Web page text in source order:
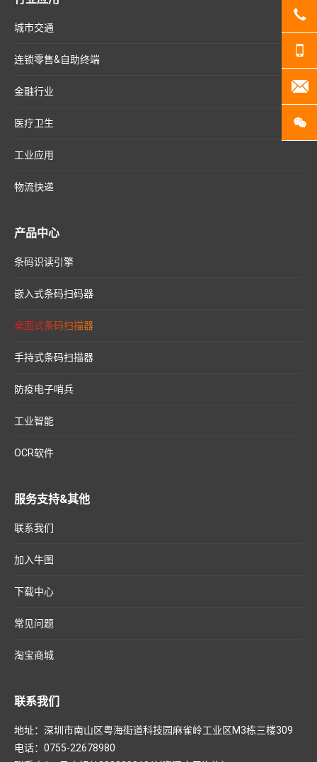
城市交通
连锁零售&自助终端
金融行业
医疗卫生
工业应用
物流快递
产品中心
条码识读引擎
嵌入式条码扫码器
桌面式条码扫描器
手持式条码扫描器
防疫电子哨兵
工业智能
OCR软件
服务支持&其他
联系我们
加入牛图
下载中心
常见问题
淘宝商城
联系我们
地址：深圳市南山区粤海街道科技园麻雀岭工业区M3栋三楼309
电话：0755-22678980
扫